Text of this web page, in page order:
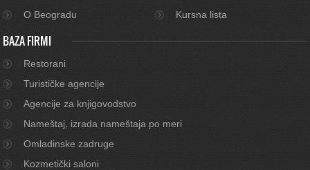
O Beogradu
Kursna lista
BAZA FIRMI
Restorani
Turističke agencije
Agencije za knjigovodstvo
Nameštaj, izrada nameštaja po meri
Omladinske zadruge
Kozmetički saloni